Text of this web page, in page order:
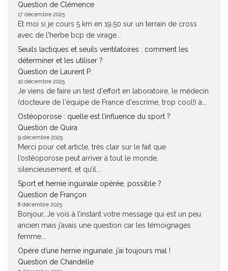
Question de Clémence
17 décembre 2025
Et moi si je cours 5 km en 19.50 sur un terrain de cross
avec de l'herbe bcp de virage...
Seuils lactiques et seuils ventilatoires : comment les
déterminer et les utiliser ?
Question de Laurent P.
10 décembre 2025
Je viens de faire un test d'effort en laboratoire, le médecin
(docteure de l'équipe de France d'escrime, trop cool!) à...
Ostéoporose : quelle est l’influence du sport ?
Question de Quira
9 décembre 2025
Merci pour cet article, très clair sur le fait que
l’ostéoporose peut arriver à tout le monde,
silencieusement, et qu’il...
Sport et hernie inguinale opérée, possible ?
Question de Françon
8 décembre 2025
Bonjour, Je vois à l’instant votre message qui est un peu
ancien mais j’avais une question car les témoignages
femme...
Opéré d’une hernie inguinale, j’ai toujours mal !
Question de Chandelle